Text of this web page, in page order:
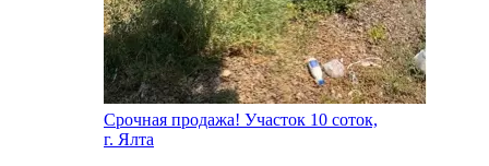
Срочная продажа! Участок 10 соток,
г. Ялта